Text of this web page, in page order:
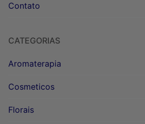
Contato
CATEGORIAS
Aromaterapia
Cosmeticos
Florais